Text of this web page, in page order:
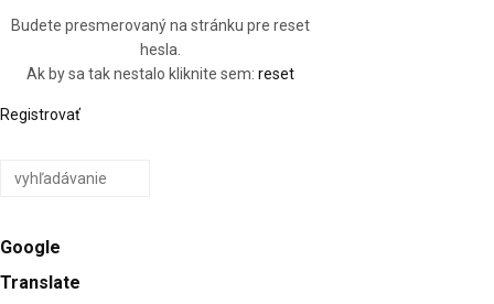
Budete presmerovaný na stránku pre reset
hesla.
Ak by sa tak nestalo kliknite sem:reset
Registrovať
Google
Translate